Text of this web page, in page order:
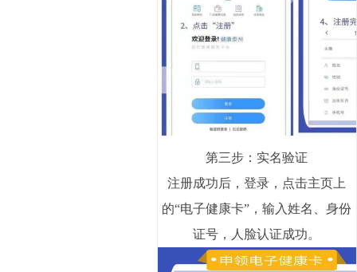
第三步：实名验证
注册成功后，登录，点击主页上
的“电子健康卡”，输入姓名、身份
证号，人脸认证成功。